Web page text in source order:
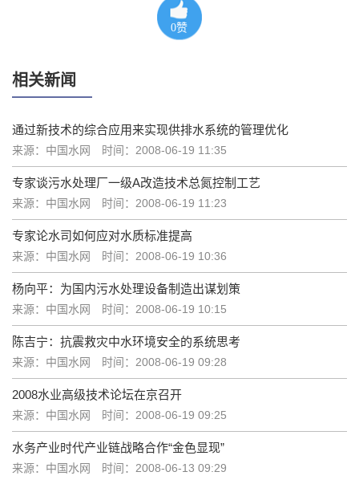
0赞
相关新闻
通过新技术的综合应用来实现供排水系统的管理优化
来源：中国水网 时间：2008-06-19 11:35
专家谈污水处理厂一级A改造技术总氮控制工艺
来源：中国水网 时间：2008-06-19 11:23
专家论水司如何应对水质标准提高
来源：中国水网 时间：2008-06-19 10:36
杨向平：为国内污水处理设备制造出谋划策
来源：中国水网 时间：2008-06-19 10:15
陈吉宁：抗震救灾中水环境安全的系统思考
来源：中国水网 时间：2008-06-19 09:28
2008水业高级技术论坛在京召开
来源：中国水网 时间：2008-06-19 09:25
水务产业时代产业链战略合作“金色显现”
来源：中国水网 时间：2008-06-13 09:29